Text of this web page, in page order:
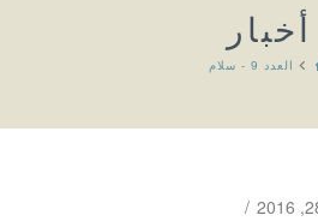
أخبار
HOMEالعدد 9 - سلام